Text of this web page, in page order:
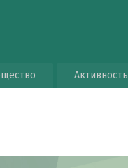
Активность